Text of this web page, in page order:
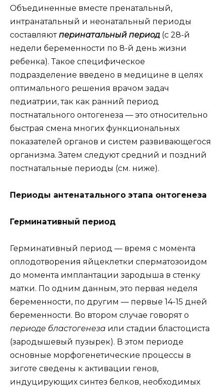
Объединенные вместе пренатальный,
интранатальный и неонатальный периоды
составляют перинатальный период (с 28-й
недели беременности по 8-й день жизни
ребенка). Такое специфическое
подразделение введено в медицине в целях
оптимального решения врачом задач
педиатрии, так как ранний период
постнатального онтогенеза — это относительно
быстрая смена многих функциональных
показателей органов и систем развивающегося
организма. Затем следуют средний и поздний
постнатальные периоды (см. ниже).
Периоды антенатального этапа онтогенеза
Герминативный период
Герминативный период — время с момента
оплодотворения яйцеклетки сперматозоидом
до момента имплантации зародыша в стенку
матки. По одним данным, это первая неделя
беременности, по другим — первые 14-15 дней
беременности. Во втором случае говорят о
периоде бластогенеза или стадии бластоциста
(зародышевый пузырек). В этом периоде
основные морфогенетические процессы в
зиготе сведены к активации генов,
индуцирующих синтез белков, необходимых